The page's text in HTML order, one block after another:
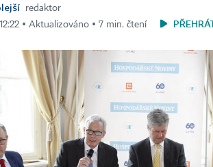
redaktor
12:22 ▪ Aktualizováno ▪ 7 min. čtení